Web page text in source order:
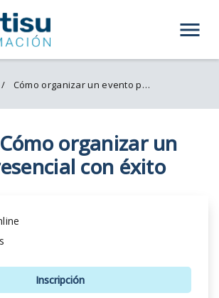
Menú
Cómo organizar un evento presencial con éxito
organizar un
con éxito
Inscripción